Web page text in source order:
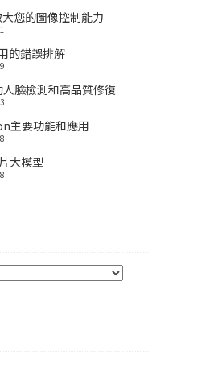
您的圖像控制能力
的錯誤排解
臉檢測和高品質修復
主要功能和應用
大模型